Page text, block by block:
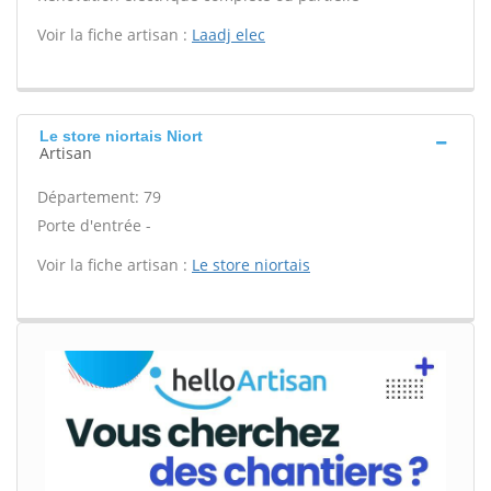
Voir la fiche artisan : Laadj elec
Le store niortais Niort
Artisan
Département: 79
Porte d'entrée -
Voir la fiche artisan : Le store niortais